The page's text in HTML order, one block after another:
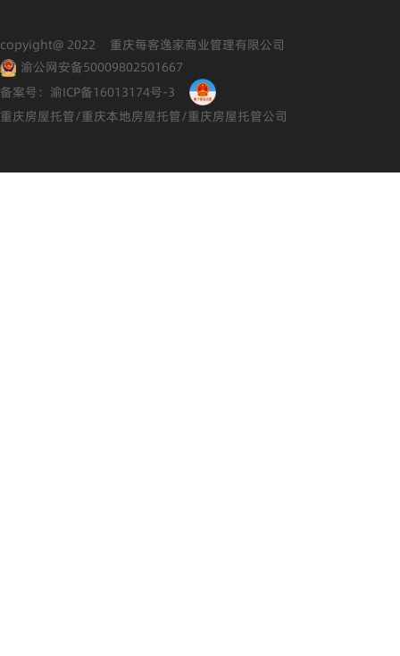
copyight@ 2022 重庆每客逸家商业管理有限公司
渝公网安备50009802501667
备案号：渝ICP备16013174号-3
重庆房屋托管/重庆本地房屋托管/重庆房屋托管公司